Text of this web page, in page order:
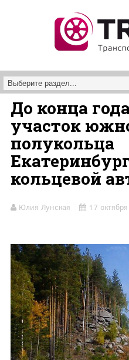
До конца
участок
полукольца
кольцевой
Юлия Лунская 17